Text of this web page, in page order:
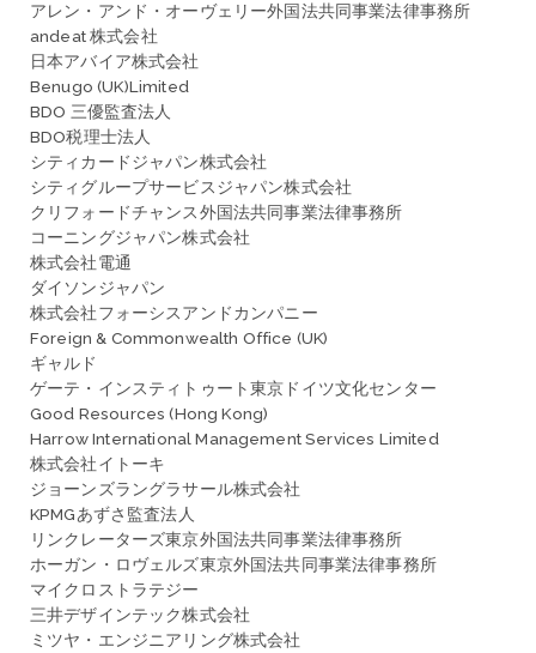
アレン・アンド・オーヴェリー外国法共同事業法律事務所
andeat 株式会社
日本アバイア株式会社
Benugo (UK)Limited
BDO 三優監査法人
BDO税理士法人
シティカードジャパン株式会社
シティグループサービスジャパン株式会社
クリフォードチャンス外国法共同事業法律事務所
コーニングジャパン株式会社
株式会社電通
ダイソンジャパン
株式会社フォーシスアンドカンパニー
Foreign & Commonwealth Office (UK)
ギャルド
ゲーテ・インスティトゥート東京ドイツ文化センター
Good Resources (Hong Kong)
Harrow International Management Services Limited
株式会社イトーキ
ジョーンズラングラサール株式会社
KPMGあずさ監査法人
リンクレーターズ東京外国法共同事業法律事務所
ホーガン・ロヴェルズ東京外国法共同事業法律事務所
マイクロストラテジー
三井デザインテック株式会社
ミツヤ・エンジニアリング株式会社